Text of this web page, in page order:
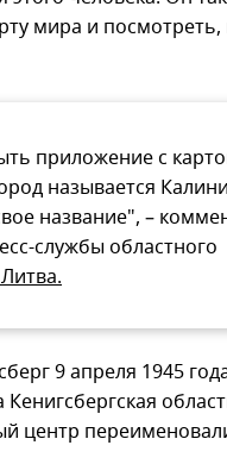
мира и посмотреть,
приложение с
называется
название", –
службы областного
9 апреля 1945
центр